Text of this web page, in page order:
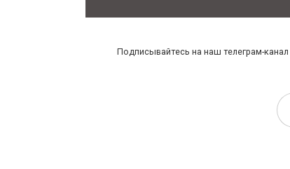
Подписывайтесь на наш телеграм-канал